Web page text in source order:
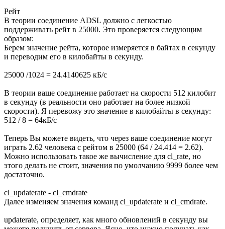
Рейт
В теории соединение ADSL должно с легкостью
поддерживать рейт в 25000. Это проверяется следующим
образом:
Берем значение рейта, которое измеряется в байтах в секунду
и переводим его в килобайты в секунду.
25000 /1024 = 24.4140625 кБ/с
В теории ваше соединение работает на скорости 512 килобит
в секунду (в реальности оно работает на более низкой
скорости). Я перевожу это значение в килобайты в секунду:
512 / 8 = 64кБ/с
Теперь Вы можете видеть, что через ваше соединение могут
играть 2.62 человека с рейтом в 25000 (64 / 24.414 = 2.62).
Можно использовать такое же вычисление для cl_rate, но
этого делать не стоит, значения по умолчанию 9999 более чем
достаточно.
cl_updaterate - cl_cmdrate
Далее изменяем значения команд cl_updaterate и cl_cmdrate.
updaterate, определяет, как много обновлений в секунду вы